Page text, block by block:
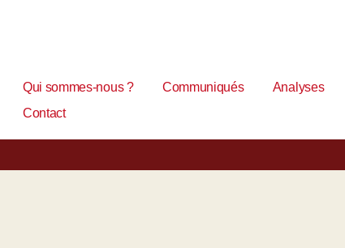
Qui sommes-nous ? Communiqués Analyses
Contact